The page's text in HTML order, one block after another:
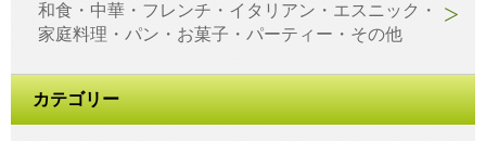
和食・中華・フレンチ・イタリアン・エスニック・
家庭料理・パン・お菓子・パーティー・その他
カテゴリー